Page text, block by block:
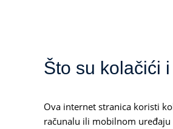
Što su kolačići
Ova internet stranica koristi
računalu ili mobilnom uređaju